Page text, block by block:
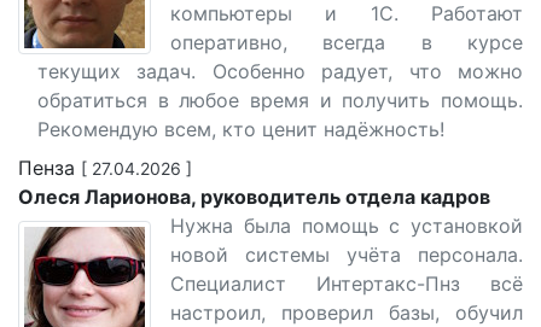
компьютеры и 1С. Работают
оперативно, всегда в курсе
текущих задач. Особенно радует, что можно
обратиться в любое время и получить помощь.
Рекомендую всем, кто ценит надёжность!
Пенза [ 27.04.2026 ]
Олеся Ларионова, руководитель отдела кадров
Нужна была помощь с установкой
новой системы учёта персонала.
Специалист Интертакс-Пнз всё
настроил, проверил базы, обучил